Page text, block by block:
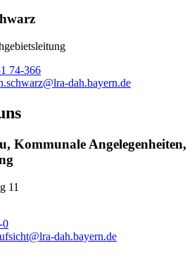
74-366
dah.bayern.de
Kommunale Angelegenheiten,
11
0
dah.bayern.de